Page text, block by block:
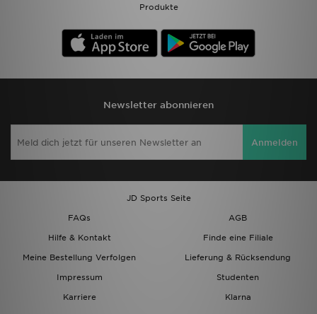
Produkte
Newsletter abonnieren
Anmelden
JD Sports Seite
FAQs
AGB
Hilfe & Kontakt
Finde eine Filiale
Meine Bestellung Verfolgen
Lieferung & Rücksendung
Impressum
Studenten
Karriere
Klarna